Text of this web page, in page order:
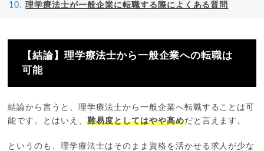
理学療法士が一般企業に転職する際によくある質問
【結論】理学療法士から一般企業への転職は
可能
結論から言うと、理学療法士から一般企業へ転職することは可
能です。とはいえ、難易度としてはやや高めだと言えます。
というのも、理学療法士はそのまま資格を活かせる求人が少な